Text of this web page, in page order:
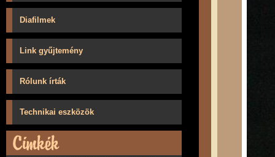
Diafilmek
Link gyűjtemény
Rólunk írták
Technikai eszközök